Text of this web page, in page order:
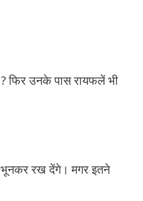
फिर उनके पास रायफलें भी
भूनकर रख देंगे। मगर इतने